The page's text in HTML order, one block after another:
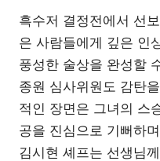
흑수저 결정전에서 선
은 사람들에게 깊은 인
풍성한 술상을 완성할
종원 심사위원도 감탄
적인 장면은 그녀의 스
공을 진심으로 기뻐하
김시현 셰프는 선생님